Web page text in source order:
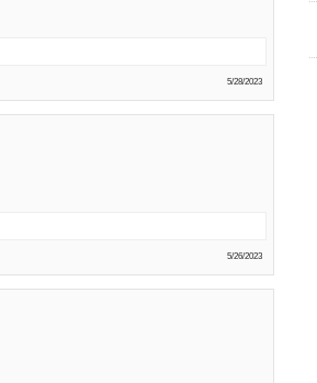
5/28/2023
5/26/2023